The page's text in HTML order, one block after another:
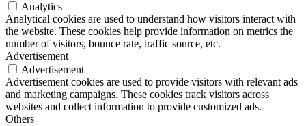
Analytics
Analytical cookies are used to understand how visitors interact with
the website. These cookies help provide information on metrics the
number of visitors, bounce rate, traffic source, etc.
Advertisement
Advertisement
Advertisement cookies are used to provide visitors with relevant ads
and marketing campaigns. These cookies track visitors across
websites and collect information to provide customized ads.
Others